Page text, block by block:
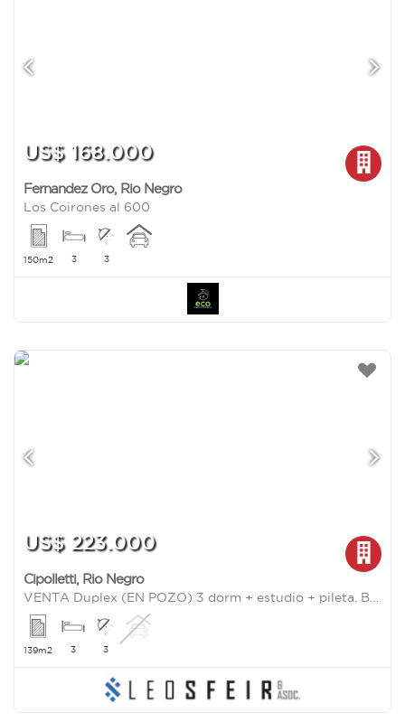
US$ 168.000
Fernandez Oro, Rio Negro
Los Coirones al 600
150m2 3 3
US$ 223.000
Cipolletti, Rio Negro
139m2 3 3